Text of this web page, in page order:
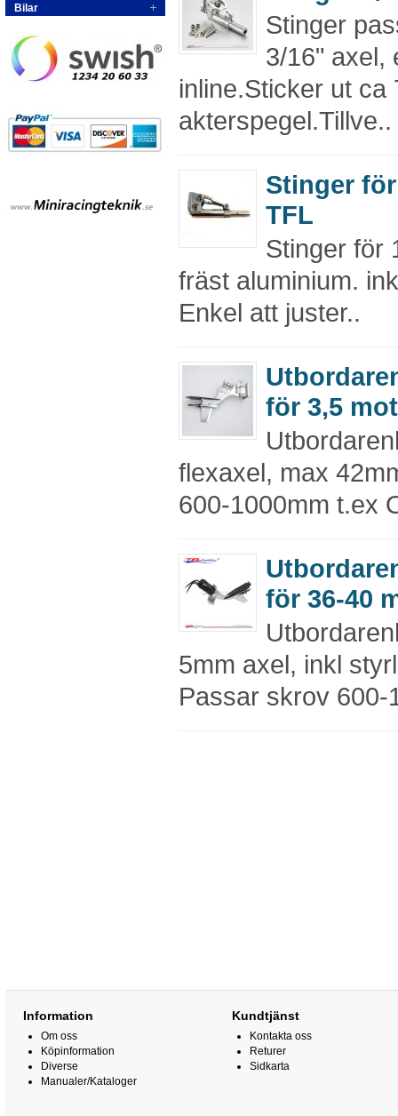
Bilar
Stinger
3/16" axel,
inline.Sticker ut ca
akterspegel.Tillve..
Stinger
TFL
Stinger för
fräst aluminium.
Enkel att juster..
för 3,5
flexaxel, max
600-1000mm t.ex
för 36-40
5mm axel, inkl
Passar skrov 600-
Information
Om oss
Köpinformation
Diverse
Manualer/Kataloger
Kundtjänst
Kontakta oss
Returer
Sidkarta